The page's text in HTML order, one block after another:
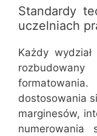
Standardy
uczelniach
Każdy
dostosowania
marginesów,
numerowania